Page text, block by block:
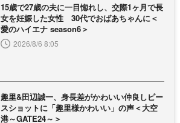
15歳で27歳の夫に一目惚れし、交際1ヶ月で長
女を妊娠した女性 30代でおばあちゃんに＜
愛のハイエナ season6＞
2026/8/6 8:05
趣里&田辺誠一、身長差がかわいい仲良しピー
スショットに「趣里様かわいい」の声＜大空
港～GATE24～＞